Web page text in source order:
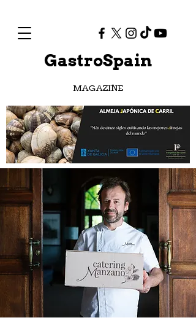
GastroSpain
MAGAZINE